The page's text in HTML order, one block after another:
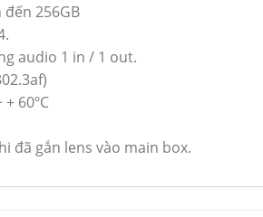
256GB
audio 1 in / 1 out.
60ºC
đã gắn lens vào main box.